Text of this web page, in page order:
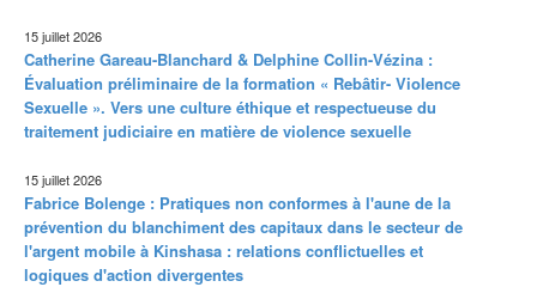
15 juillet 2026
Catherine Gareau-Blanchard & Delphine Collin-Vézina :
Évaluation préliminaire de la formation « Rebâtir- Violence
Sexuelle ». Vers une culture éthique et respectueuse du
traitement judiciaire en matière de violence sexuelle
15 juillet 2026
Fabrice Bolenge : Pratiques non conformes à l'aune de la
prévention du blanchiment des capitaux dans le secteur de
l'argent mobile à Kinshasa : relations conflictuelles et
logiques d'action divergentes